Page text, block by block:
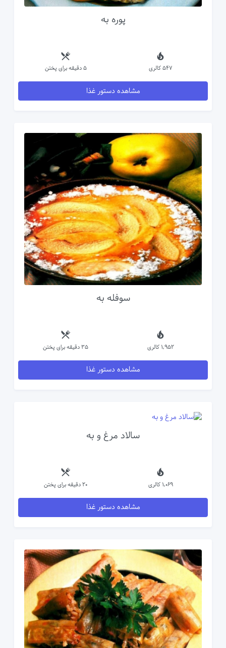
پوره به
547 کالری 5 دقیقه برای پختن
مشاهده دستور غذا
سوفله به
1,952 کالری 35 دقیقه برای پختن
مشاهده دستور غذا
سالاد مرغ و به
1,069 کالری 20 دقیقه برای پختن
مشاهده دستور غذا